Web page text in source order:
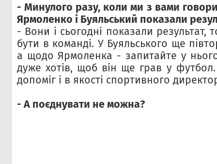
- Минулого разу, коли ми з вами
Ярмоленко і Буяльський показали
- Вони і сьогодні показали результат,
бути в команді. У Буяльського ще
а щодо Ярмоленка - запитайте у
дуже хотів, щоб він ще грав у
допоміг і в якості спортивного
- А поєднувати не можна?